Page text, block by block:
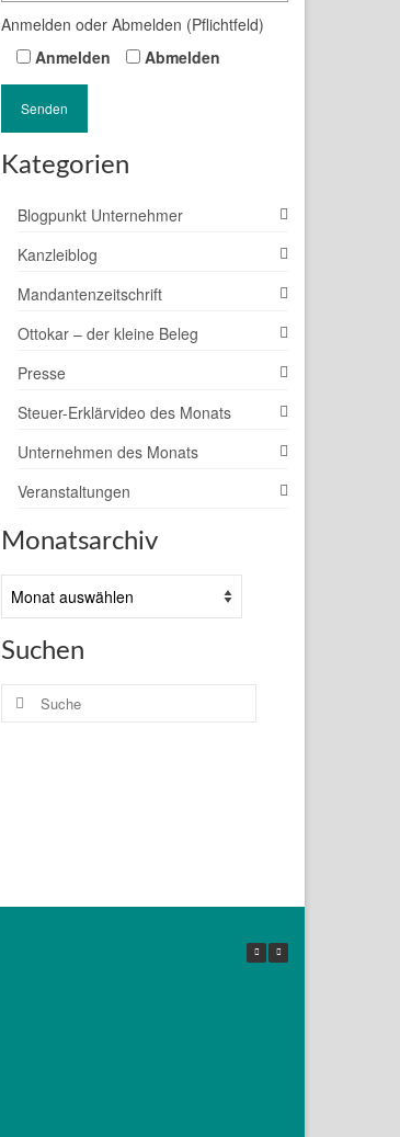
Anmelden oder Abmelden (Pflichtfeld)
Anmelden
Abmelden
Kategorien
Blogpunkt Unternehmer
Kanzleiblog
Mandantenzeitschrift
Ottokar – der kleine Beleg
Presse
Steuer-Erklärvideo des Monats
Unternehmen des Monats
Veranstaltungen
Monatsarchiv
Monatsarchiv
Suchen
Suche
nach: